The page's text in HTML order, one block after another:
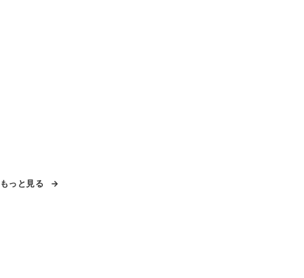
もっと見る